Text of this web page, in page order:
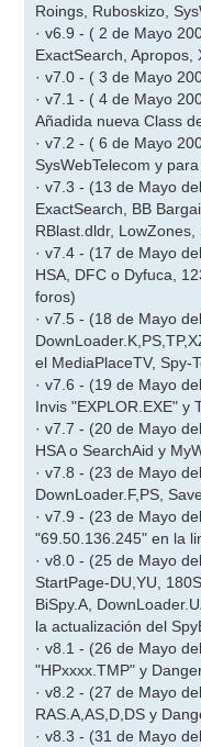
Roings, Ruboskizo,
· v6.9 - ( 2 de Mayo
ExactSearch, Apropos,
· v7.0 - ( 3 de Mayo
· v7.1 - ( 4 de Mayo
Añadida nueva Class
· v7.2 - ( 6 de Mayo
SysWebTelecom y
· v7.3 - (13 de Mayo
ExactSearch, BB
RBlast.dldr, LowZones,
· v7.4 - (17 de Mayo
HSA, DFC o Dyfuca,
foros)
· v7.5 - (18 de Mayo
el MediaPlaceTV, Spy-
· v7.6 - (19 de Mayo
Invis "EXPLOR.EXE" y
· v7.7 - (20 de Mayo
HSA o SearchAid y
· v7.8 - (23 de Mayo
DownLoader.F,PS,
· v7.9 - (23 de Mayo
"69.50.136.245" en la
· v8.0 - (25 de Mayo
StartPage-DU,YU,
BiSpy.A,
la actualización del
· v8.1 - (26 de Mayo
"HPxxxx.TMP" y
· v8.2 - (27 de Mayo
RAS.A,AS,D,DS y
· v8.3 - (31 de Mayo